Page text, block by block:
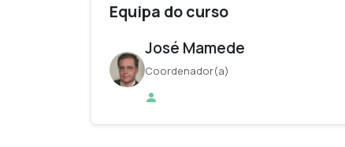
Equipa do curso
José Mamede
Coordenador(a)